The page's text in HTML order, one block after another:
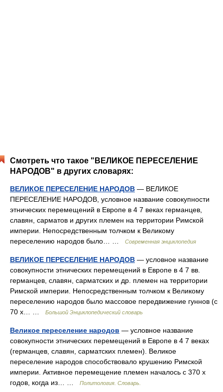
Смотреть что такое "ВЕЛИКОЕ ПЕРЕСЕЛЕНИЕ
НАРОДОВ" в других словарях:
ВЕЛИКОЕ ПЕРЕСЕЛЕНИЕ НАРОДОВ — ВЕЛИКОЕ
ПЕРЕСЕЛЕНИЕ НАРОДОВ, условное название совокупности
этнических перемещений в Европе в 4 7 веках германцев,
славян, сарматов и других племен на территории Римской
империи. Непосредственным толчком к Великому
переселению народов было… …
Современная энциклопедия
ВЕЛИКОЕ ПЕРЕСЕЛЕНИЕ НАРОДОВ — условное название
совокупности этнических перемещений в Европе в 4 7 вв.
германцев, славян, сарматских и др. племен на территории
Римской империи. Непосредственным толчком к Великому
переселению народов было массовое передвижение гуннов (с
70 х… …
Большой Энциклопедический словарь
Великое переселение народов — условное название
совокупности этнических перемещений в Европе в 4 7 веках
(германцев, славян, сарматских племен). Великое
переселение народов способствовало крушению Римской
империи. Активное перемещение племен началось с 370 х
годов, когда из… …
Политология. Словарь.